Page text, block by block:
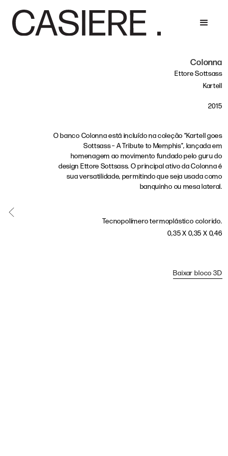
Colonna
Ettore Sottsass
Kartell
2015
O banco Colonna está incluído na coleção “Kartell goes
Sottsass – A Tribute to Memphis”, lançada em
homenagem ao movimento fundado pelo guru do
design Ettore Sottsass. O principal ativo da Colonna é
sua versatilidade, permitindo que seja usada como
banquinho ou mesa lateral.
Tecnopolímero termoplástico colorido.
0,35 X 0,35 X 0,46
Baixar bloco 3D